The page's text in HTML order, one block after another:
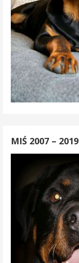
MIŚ 2007 – 2019